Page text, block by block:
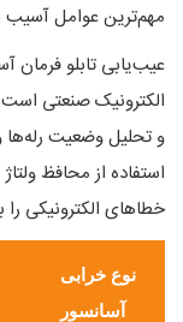
مهم‌ترین عوامل آسیب
عیب‌یابی تابلو
الکترونیک صنعتی
و تحلیل وضعیت
استفاده از محافظ
خطاهای
نوع خرابی
آسانسور